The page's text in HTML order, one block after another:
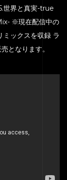
界と真実-true
※現在配信中の
ミックスを収録 ラ
となります。